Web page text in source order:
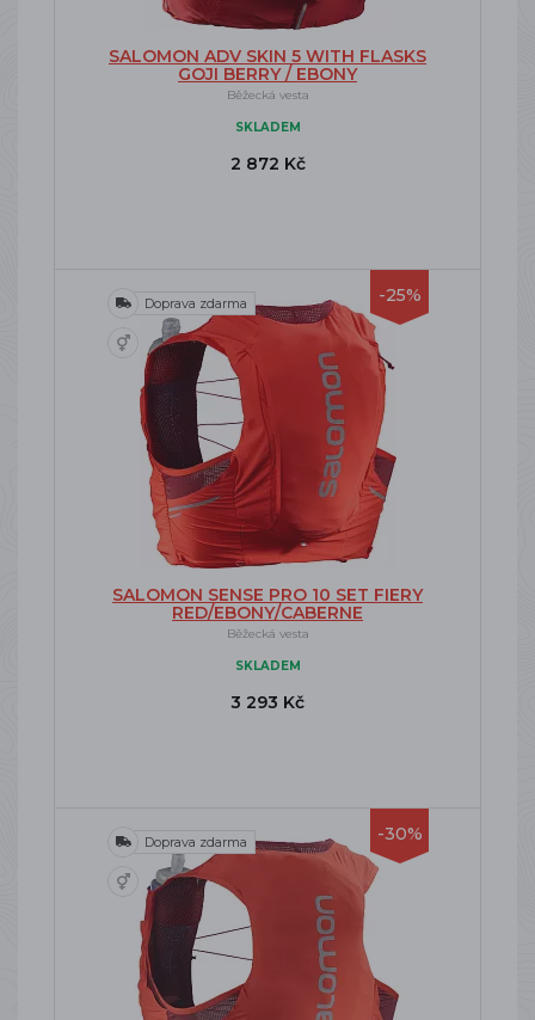
SALOMON ADV SKIN 5 WITH FLASKS
GOJI BERRY / EBONY
Běžecká vesta
SKLADEM
2 872 Kč
-25%
Doprava zdarma
SALOMON SENSE PRO 10 SET FIERY
RED/EBONY/CABERNE
Běžecká vesta
SKLADEM
3 293 Kč
-30%
Doprava zdarma